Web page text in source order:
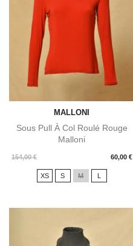
MALLONI
Sous Pull À Col Roulé Rouge
Malloni
154,00 € 60,00 €
Prix
XS S M L